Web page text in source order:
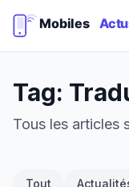
Tag:
Tous les articles
Tout